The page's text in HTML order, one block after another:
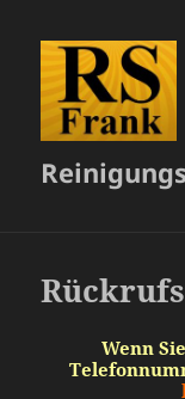
Wenn